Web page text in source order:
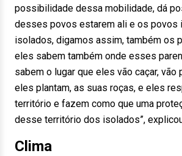
possibilidade dessa mobilidade, dá
desses povos estarem ali e os povos
isolados, digamos assim, também os
eles sabem também onde esses
sabem o lugar que eles vão caçar, vão
eles plantam, as suas roças, e eles
território e fazem como que uma
desse território dos isolados”,
Clima